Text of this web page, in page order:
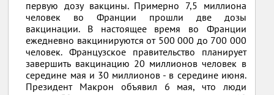
первую дозу вакцины. Примерно 7,5 миллиона
человек во Франции прошли две дозы
вакцинации. В настоящее время во Франции
ежедневно вакцинируются от 500 000 до 700 000
человек. Французское правительство планирует
завершить вакцинацию 20 миллионов человек в
середине мая и 30 миллионов - в середине июня.
Президент Макрон объявил 6 мая, что люди